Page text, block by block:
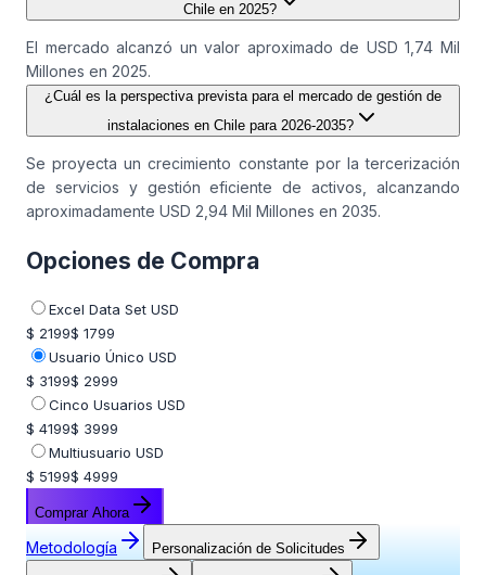
Chile en 2025?
El mercado alcanzó un valor aproximado de USD 1,74 Mil
Millones en 2025.
¿Cuál es la perspectiva prevista para el mercado de gestión de
instalaciones en Chile para 2026-2035?
Se proyecta un crecimiento constante por la tercerización
de servicios y gestión eficiente de activos, alcanzando
aproximadamente USD 2,94 Mil Millones en 2035.
Opciones de Compra
Excel Data Set USD
$ 2199$ 1799
Usuario Único USD
$ 3199$ 2999
Cinco Usuarios USD
$ 4199$ 3999
Multiusuario USD
$ 5199$ 4999
Comprar Ahora
Metodología Personalización de Solicitudes